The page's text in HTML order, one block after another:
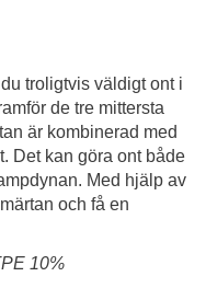
troligtvis väldigt ont i
de tre mittersta
är kombinerad med
Det kan göra ont både
Med hjälp av
och få en
10%